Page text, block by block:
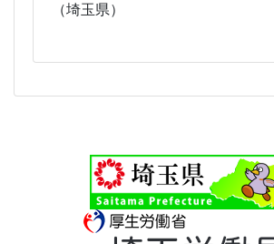
（埼玉県）